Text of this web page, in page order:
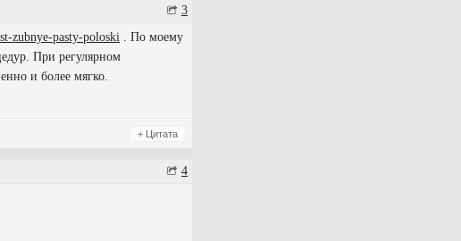
3
zubnye-pasty-poloski . По моему
При регулярном
и более мягко.
+ Цитата
4